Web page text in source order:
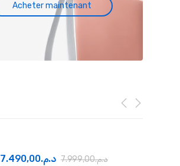
Acheter maintenant
د.م.7.490,00 د.م.7.999,00